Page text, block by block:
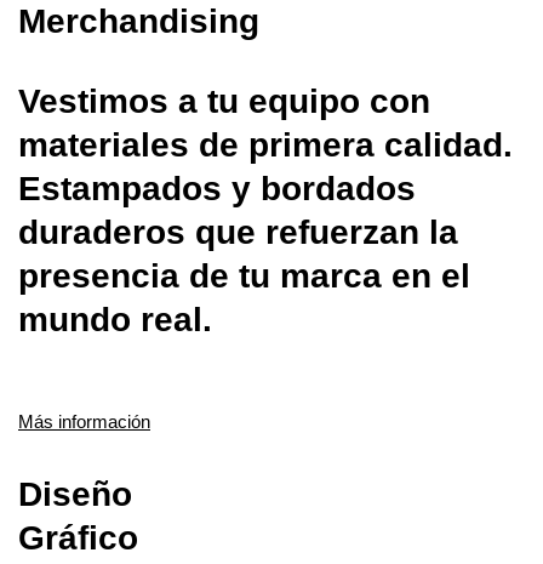
Merchandising
Vestimos a tu equipo con
materiales de primera calidad.
Estampados y bordados
duraderos que refuerzan la
presencia de tu marca en el
mundo real.
Más información
Diseño
Gráfico